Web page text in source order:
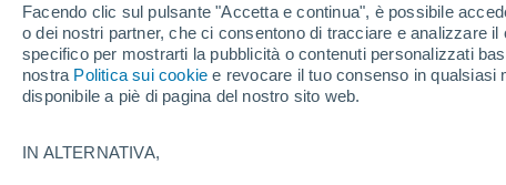
Facendo clic sul pulsante "Accetta e continua", è possibile
o dei nostri partner, che ci consentono di tracciare e analizzare
specifico per mostrarti la pubblicità o contenuti personalizzati
nostra Politica sui cookie e revocare il tuo consenso in qualsiasi
disponibile a piè di pagina del nostro sito web.
IN ALTERNATIVA,
Oggi, 8 agosto Tutto il giorno Simbolo
26°
11°
Lommel